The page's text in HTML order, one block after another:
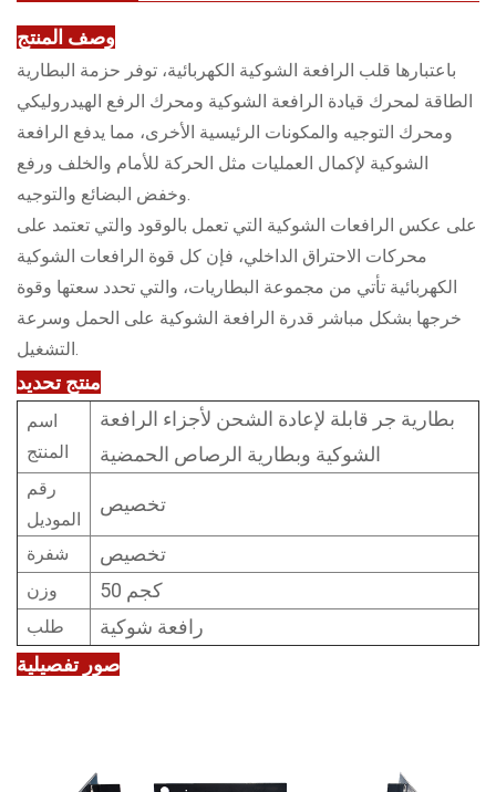
وصف المنتج
باعتبارها قلب الرافعة الشوكية الكهربائية، توفر حزمة البطارية
الطاقة لمحرك قيادة الرافعة الشوكية ومحرك الرفع الهيدروليكي
ومحرك التوجيه والمكونات الرئيسية الأخرى، مما يدفع الرافعة
الشوكية لإكمال العمليات مثل الحركة للأمام والخلف ورفع
على عكس الرافعات الشوكية التي تعمل بالوقود والتي تعتمد على
محركات الاحتراق الداخلي، فإن كل قوة الرافعات الشوكية
الكهربائية تأتي من مجموعة البطاريات، والتي تحدد سعتها وقوة
خرجها بشكل مباشر قدرة الرافعة الشوكية على الحمل وسرعة
منتج تحديد
اسم
المنتج
بطارية جر قابلة لإعادة الشحن لأجزاء الرافعة
الشوكية وبطارية الرصاص الحمضية
رقم
الموديل
تخصيص
شفرة تخصيص
وزن 50 كجم
طلب
رافعة شوكية
صور تفصيلية